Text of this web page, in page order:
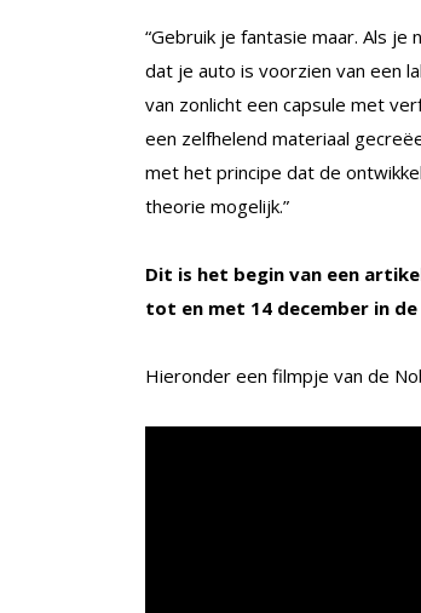
“Gebruik je fantasie maar. Als
dat je auto is voorzien van een
van zonlicht een capsule met
een zelfhelend materiaal
met het principe dat de
theorie mogelijk.”
Dit is het begin van een
tot en met 14 december in
Hieronder een filmpje van de